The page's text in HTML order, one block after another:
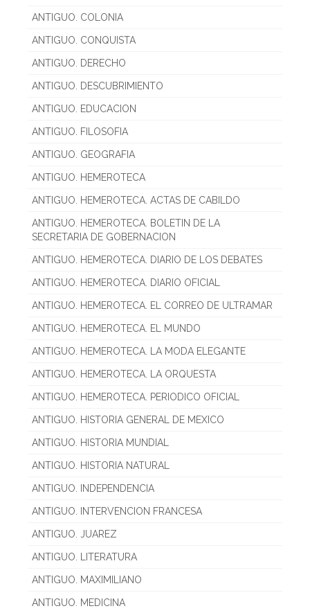
ANTIGUO. COLONIA
ANTIGUO. CONQUISTA
ANTIGUO. DERECHO
ANTIGUO. DESCUBRIMIENTO
ANTIGUO. EDUCACION
ANTIGUO. FILOSOFIA
ANTIGUO. GEOGRAFIA
ANTIGUO. HEMEROTECA
ANTIGUO. HEMEROTECA. ACTAS DE CABILDO
ANTIGUO. HEMEROTECA. BOLETIN DE LA
SECRETARIA DE GOBERNACION
ANTIGUO. HEMEROTECA. DIARIO DE LOS DEBATES
ANTIGUO. HEMEROTECA. DIARIO OFICIAL
ANTIGUO. HEMEROTECA. EL CORREO DE ULTRAMAR
ANTIGUO. HEMEROTECA. EL MUNDO
ANTIGUO. HEMEROTECA. LA MODA ELEGANTE
ANTIGUO. HEMEROTECA. LA ORQUESTA
ANTIGUO. HEMEROTECA. PERIODICO OFICIAL
ANTIGUO. HISTORIA GENERAL DE MEXICO
ANTIGUO. HISTORIA MUNDIAL
ANTIGUO. HISTORIA NATURAL
ANTIGUO. INDEPENDENCIA
ANTIGUO. INTERVENCION FRANCESA
ANTIGUO. JUAREZ
ANTIGUO. LITERATURA
ANTIGUO. MAXIMILIANO
ANTIGUO. MEDICINA